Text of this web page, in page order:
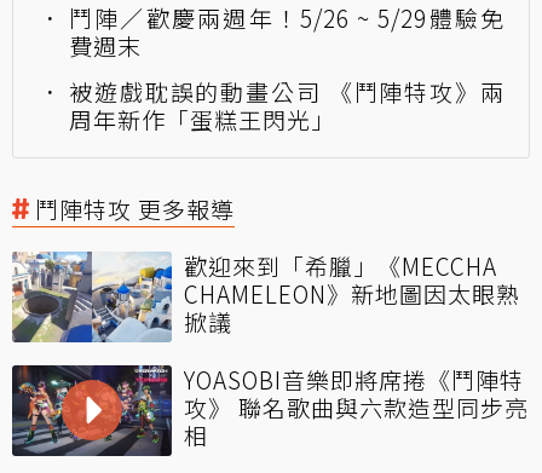
鬥陣／歡慶兩週年！5/26 ~ 5/29體驗免
費週末
被遊戲耽誤的動畫公司 《鬥陣特攻》兩
周年新作「蛋糕王閃光」
鬥陣特攻 更多報導
歡迎來到「希臘」《MECCHA
CHAMELEON》新地圖因太眼熟
掀議
YOASOBI音樂即將席捲《鬥陣特
攻》 聯名歌曲與六款造型同步亮
相